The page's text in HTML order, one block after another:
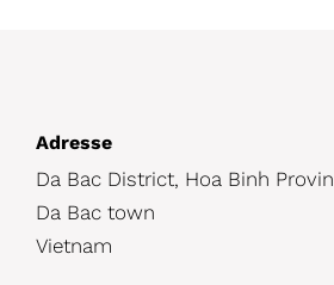
D
e
t
Adresse
Da Bac District, Hoa Binh
Da Bac town
Vietnam